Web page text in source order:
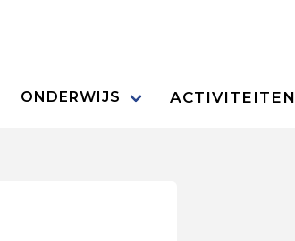
ONDERWIJS ACTIVITEITEN